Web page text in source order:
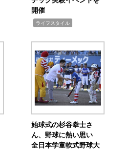
開催
ライフスタイル
始球式の杉谷拳士さ
ん、野球に熱い思い
全日本学童軟式野球大